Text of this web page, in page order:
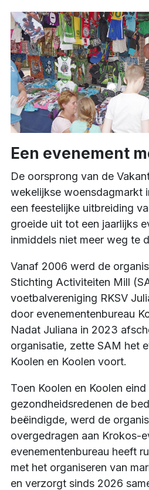
Een evenement
De oorsprong van de
wekelijkse woensdagmarkt
een feestelijke uitbreiding
groeide uit tot een jaarlijks
inmiddels niet meer weg te
Vanaf 2006 werd de
Stichting Activiteiten Mill
voetbalvereniging RKSV
door evenementenbureau
Nadat Juliana in 2023
organisatie, zette SAM het
Koolen en Koolen voort.
Toen Koolen en Koolen
gezondheidsredenen de
beëindigde, werd de
overgedragen aan Krokos-
evenementenbureau heeft
met het organiseren van
en verzorgt sinds 2026